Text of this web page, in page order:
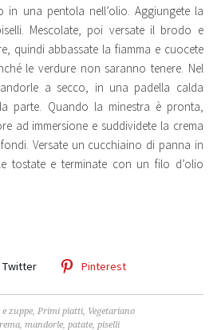
in una pentola nell’olio. Aggiungete la
Mescolate, poi versate il brodo e
quindi abbassate la fiamma e cuocete
le verdure non saranno tenere. Nel
a secco, in una padella calda
parte. Quando la minestra è pronta,
ad immersione e suddividete la crema
Versate un cucchiaino di panna in
tostate e terminate con un filo d’olio
Twitter Pinterest
zuppe,Primi piatti, Vegetariano
,mandorle,patate,piselli